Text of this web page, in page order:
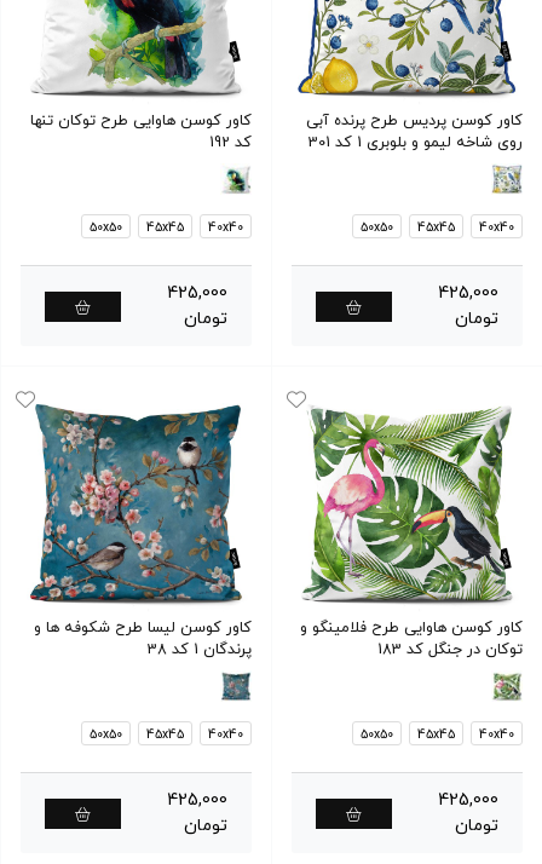
کاور کوسن پردیس طرح پرنده آبی
روی شاخه لیمو و بلوبری 1 کد 301
40x40
45x45
50x50
425,000
تومان
کاور کوسن هاوایی طرح توکان تنها
کد 192
40x40
45x45
50x50
425,000
تومان
کاور کوسن هاوایی طرح فلامینگو و
توکان در جنگل کد 183
40x40
45x45
50x50
425,000
تومان
کاور کوسن لیسا طرح شکوفه ها و
پرندگان 1 کد 38
40x40
45x45
50x50
425,000
تومان